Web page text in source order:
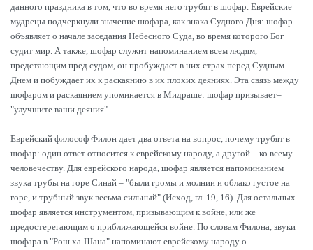
данного праздника в том, что во время него трубят в шофар. Еврейские
мудрецы подчеркнули значение шофара, как знака Судного Дня: шофар
объявляет о начале заседания Небесного Суда, во время которого Бог
судит мир. А также, шофар служит напоминанием всем людям,
предстающим пред судом, он пробуждает в них страх перед Судным
Днем и побуждает их к раскаянию в их плохих деяниях. Эта связь между
шофаром и раскаянием упоминается в Мидраше: шофар призывает–
"улучшите ваши деяния".
Еврейский философ Филон дает два ответа на вопрос, почему трубят в
шофар: один ответ относится к еврейскому народу, а другой – ко всему
человечеству. Для еврейского народа, шофар является напоминанием
звука трубы на горе Синай – "были громы и молнии и облако густое на
горе, и трубный звук весьма сильный" (Исход, гл. 19, 16). Для остальных –
шофар является инструментом, призывающим к войне, или же
предостерегающим о приближающейся войне. По словам Филона, звуки
шофара в "Рош ха-Шана" напоминают еврейскому народу о